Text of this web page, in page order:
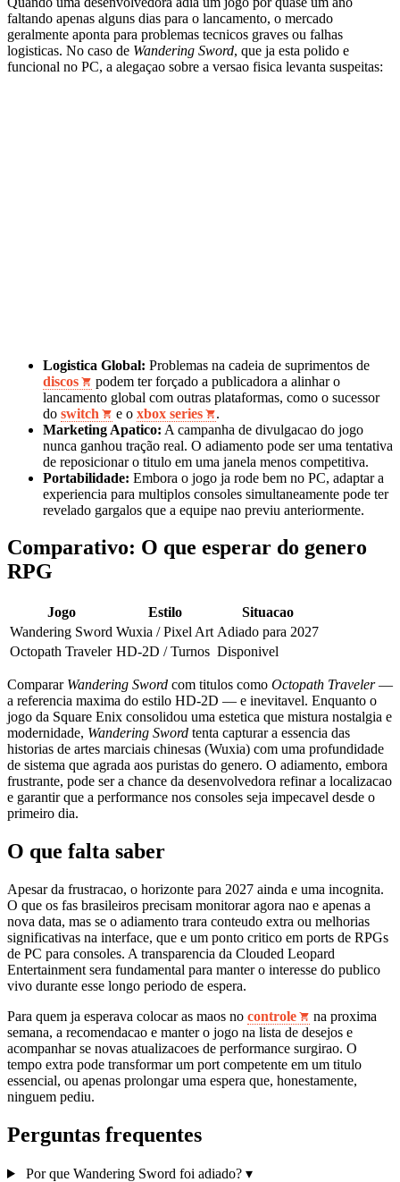
faltando apenas alguns dias para o lancamento, o mercado
geralmente aponta para problemas tecnicos graves ou falhas
logisticas. No caso de Wandering Sword, que ja esta polido e
funcional no PC, a alegaçao sobre a versao fisica levanta suspeitas:
Logistica Global: Problemas na cadeia de suprimentos de
discos
podem ter forçado a publicadora a alinhar o
lancamento global com outras plataformas, como o sucessor
do switch e o xbox series
.
Marketing Apatico: A campanha de divulgacao do jogo
nunca ganhou tração real. O adiamento pode ser uma tentativa
de reposicionar o titulo em uma janela menos competitiva.
Portabilidade: Embora o jogo ja rode bem no PC, adaptar a
experiencia para multiplos consoles simultaneamente pode ter
revelado gargalos que a equipe nao previu anteriormente.
Comparativo: O que esperar do genero
RPG
Jogo Estilo
Situacao
Wandering Sword Wuxia / Pixel Art Adiado para 2027
Octopath Traveler HD-2D / Turnos Disponivel
Comparar Wandering Sword com titulos como Octopath Traveler—
a referencia maxima do estilo HD-2D — e inevitavel. Enquanto o
jogo da Square Enix consolidou uma estetica que mistura nostalgia e
modernidade, Wandering Sword tenta capturar a essencia das
historias de artes marciais chinesas (Wuxia) com uma profundidade
de sistema que agrada aos puristas do genero. O adiamento, embora
frustrante, pode ser a chance da desenvolvedora refinar a localizacao
e garantir que a performance nos consoles seja impecavel desde o
primeiro dia.
O que falta saber
Apesar da frustracao, o horizonte para 2027 ainda e uma incognita.
O que os fas brasileiros precisam monitorar agora nao e apenas a
nova data, mas se o adiamento trara conteudo extra ou melhorias
significativas na interface, que e um ponto critico em ports de RPGs
de PC para consoles. A transparencia da Clouded Leopard
Entertainment sera fundamental para manter o interesse do publico
vivo durante esse longo periodo de espera.
Para quem ja esperava colocar as maos no controle
na proxima
semana, a recomendacao e manter o jogo na lista de desejos e
acompanhar se novas atualizacoes de performance surgirao. O
tempo extra pode transformar um port competente em um titulo
essencial, ou apenas prolongar uma espera que, honestamente,
ninguem pediu.
Perguntas frequentes
Por que Wandering Sword foi adiado? ▾